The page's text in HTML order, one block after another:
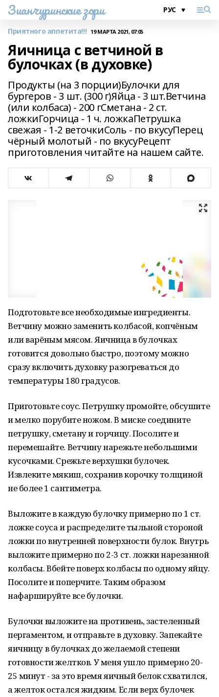
Зианчуринские зори
Приятного аппетита!!! 19 МАРТА 2021, 07:05
Яичница с ветчиной в
булочках (в духовке)
Продукты (на 3 порции)Булочки для
бургеров - 3 шт. (300 г)Яйца - 3 шт.Ветчина
(или колбаса) - 200 гСметана - 2 ст.
ложкиГорчица - 1 ч. ложкаПетрушка
свежая - 1-2 веточкиСоль - по вкусуПерец
чёрный молотый - по вкусуРецепт
приготовления читайте на нашем сайте.
Подготовьте все необходимые ингредиенты.
Ветчину можно заменить колбасой, копчёным
или варёным мясом. Яичница в булочках
готовится довольно быстро, поэтому можно
сразу включить духовку разогреваться до
температуры 180 градусов.
Приготовьте соус. Петрушку промойте, обсушите
и мелко порубите ножом. В миске соедините
петрушку, сметану и горчицу. Посолите и
перемешайте. Ветчину нарежьте небольшими
кусочками. Срежьте верхушки булочек.
Извлеките мякиш, сохранив корочку толщиной
не более 1 сантиметра.
Выложите в каждую булочку примерно по 1 ст.
ложке соуса и распределите тыльной стороной
ложки по внутренней поверхности булок. Внутрь
выложите примерно по 2-3 ст. ложки нарезанной
колбасы. Вбейте поверх колбасы по одному яйцу.
Посолите и поперчите. Таким образом
нафаршируйте все булочки.
Булочки выложите на противень, застеленный
пергаментом, и отправьте в духовку. Запекайте
яичницу в булочках до желаемой степени
готовности желтков. У меня ушло примерно 20-
25 минут - за это время яичный белок схватился,
а желток остался жидким. Если верх булочек